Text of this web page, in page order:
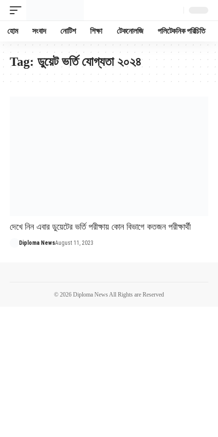
হোম সংবাদ নোটিশ শিক্ষা টেকনোলজি পলিটেকনিক পরিচিতি
Tag: ডুয়েট ভর্তি যোগ্যতা ২০২৪
দেখে নিন এবার ডুয়েটের ভর্তি পরীক্ষায় কোন বিভাগে কতজন পরীক্ষার্থী
Diploma NewsAugust 11, 2023
© 2026 Diploma News All Rights are Reserved